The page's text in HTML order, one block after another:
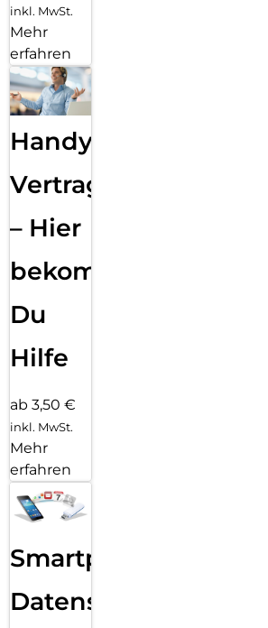
inkl. MwSt.
Mehr
erfahren
Handy
Vertragsabwicklung
– Hier
bekommst
Du
Hilfe
ab 3,50 €
inkl. MwSt.
Mehr
erfahren
Smartphone
Datensicherung